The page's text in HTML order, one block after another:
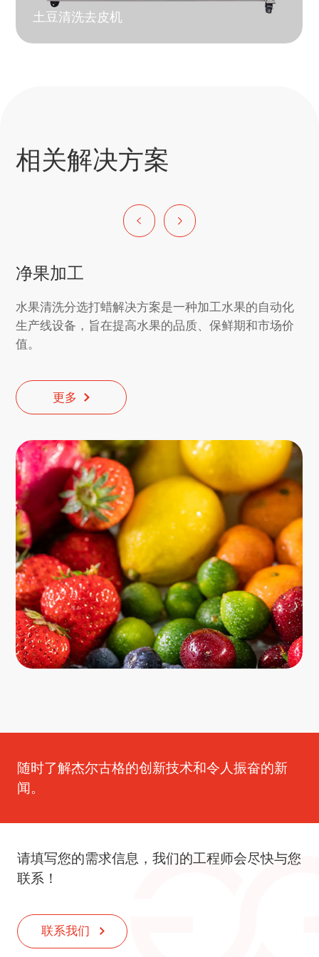
土豆清洗去皮机
相关解决方案
更多
净果加工
水果清洗分选打蜡解决方案是一种加工水果的自动化
生产线设备，旨在提高水果的品质、保鲜期和市场价
值。
更多
更多
随时了解杰尔古格的创新技术和令人振奋的新
闻。
请填写您的需求信息，我们的工程师会尽快与您
联系！
联系我们